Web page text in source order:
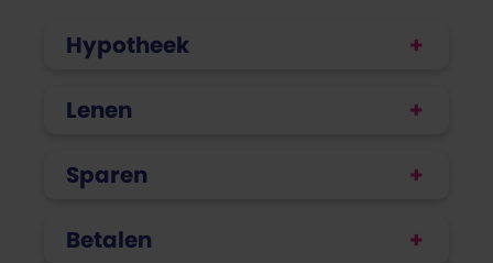
Hypotheek
Lenen
Sparen
Betalen